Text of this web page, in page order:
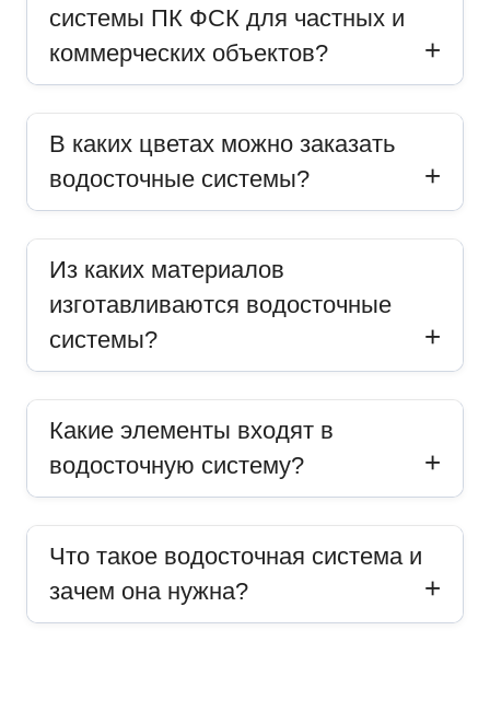
системы ПК ФСК для частных и
коммерческих объектов?
В каких цветах можно заказать
водосточные системы?
Из каких материалов
изготавливаются водосточные
системы?
Какие элементы входят в
водосточную систему?
Что такое водосточная система и
зачем она нужна?